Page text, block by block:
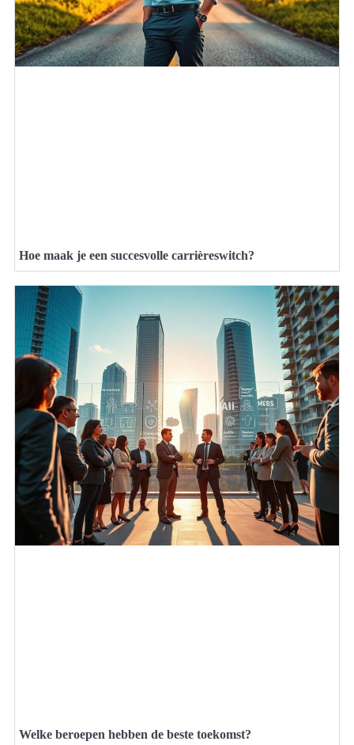
Hoe maak je een succesvolle carrièreswitch?
Welke beroepen hebben de beste toekomst?